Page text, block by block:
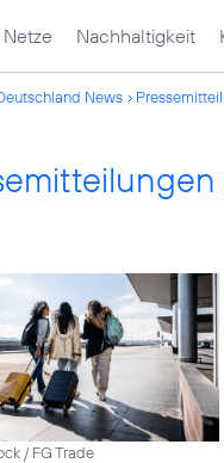
Netze Nachhaltigkeit
News
/ FG Trade